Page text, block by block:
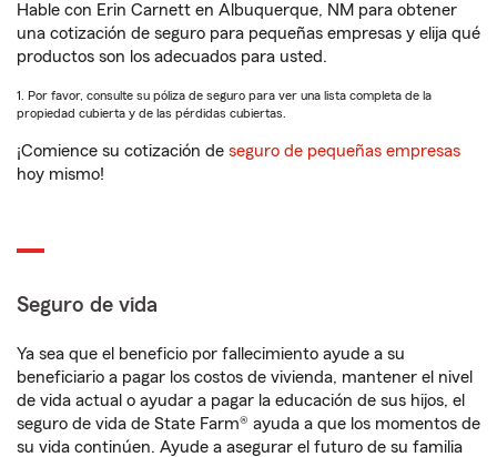
Hable con Erin Carnett en Albuquerque, NM para obtener
una cotización de seguro para pequeñas empresas y elija qué
productos son los adecuados para usted.
1. Por favor, consulte su póliza de seguro para ver una lista completa de la
propiedad cubierta y de las pérdidas cubiertas.
¡Comience su cotización de seguro de pequeñas empresas
hoy mismo!
Seguro de vida
Ya sea que el beneficio por fallecimiento ayude a su
beneficiario a pagar los costos de vivienda, mantener el nivel
de vida actual o ayudar a pagar la educación de sus hijos, el
seguro de vida de State Farm® ayuda a que los momentos de
su vida continúen. Ayude a asegurar el futuro de su familia